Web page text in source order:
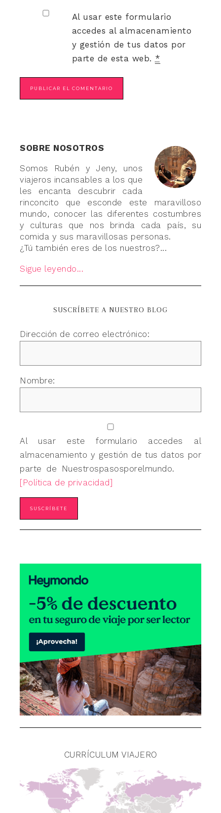
Al usar este formulario
accedes al almacenamiento
y gestión de tus datos por
parte de esta web. *
SOBRE NOSOTROS
Somos Rubén y Jeny, unos
viajeros incansables a los que
les encanta descubrir cada
rinconcito que esconde este maravilloso
mundo, conocer las diferentes costumbres
y culturas que nos brinda cada país, su
comida y sus maravillosas personas.
¿Tú también eres de los nuestros?...
Sigue leyendo...
SUSCRÍBETE A NUESTRO BLOG
Dirección de correo electrónico:
Nombre:
Al usar este formulario accedes al
almacenamiento y gestión de tus datos por
parte de Nuestrospasosporelmundo.
[Política de privacidad]
CURRÍCULUM VIAJERO